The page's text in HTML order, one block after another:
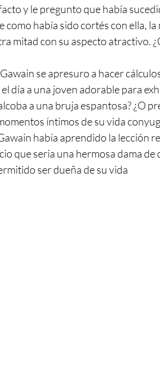
y le pregunto que había
como había sido cortés con ella,
mitad con su aspecto atractivo.
se apresuro a hacer
día a una joven adorable para
a una bruja espantosa? ¿O
íntimos de su vida
había aprendido la lección
que seria una hermosa dama de
ser dueña de su vida